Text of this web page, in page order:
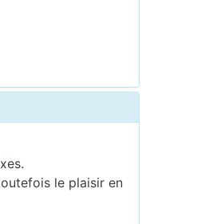
le plaisir en